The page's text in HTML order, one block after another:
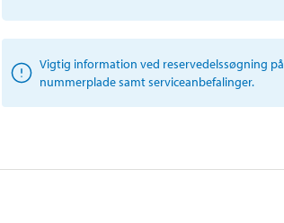
Vigtig information ved reservedelssøgning på
nummerplade samt serviceanbefalinger.